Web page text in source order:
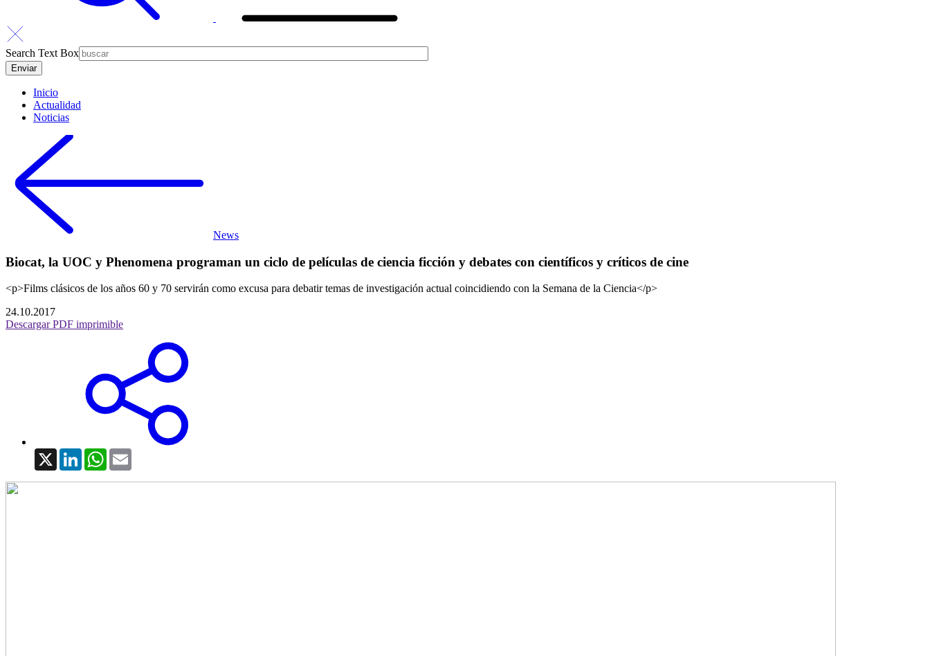
Search Text Box
Inicio
Actualidad
Noticias
News
Biocat, la UOC y Phenomena programan un ciclo de películas de ciencia ficción y debates con científicos y críticos de cine
<p>Films clásicos de los años 60 y 70 servirán como excusa para debatir temas de investigación actual coincidiendo con la Semana de la Ciencia</p>
24.10.2017
Descargar PDF imprimible
X LinkedInWhatsApp